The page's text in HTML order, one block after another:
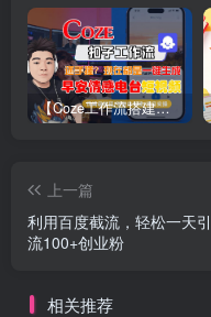
【Coze工作流搭建实操教程】【coze】早安情感电台日签视频还在手动做？用扣子工作流自动生成，省时90%
上一篇
利用百度截流，轻松一天引
流100+创业粉
相关推荐